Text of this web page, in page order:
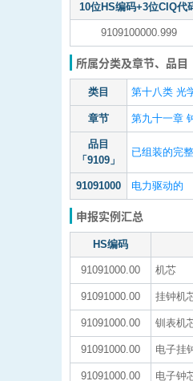
10位HS编码+3位CIQ代
9109100000.999
所属分类及章节、品目
类目 第十八类 光
章节 第九十一章
品目
「9109」
已组装的完
91091000 电力驱动的
申报实例汇总
HS编码
91091000.00 机芯
91091000.00 挂钟机
91091000.00 钏表机
91091000.00 电子挂
91091000.00 电子钟